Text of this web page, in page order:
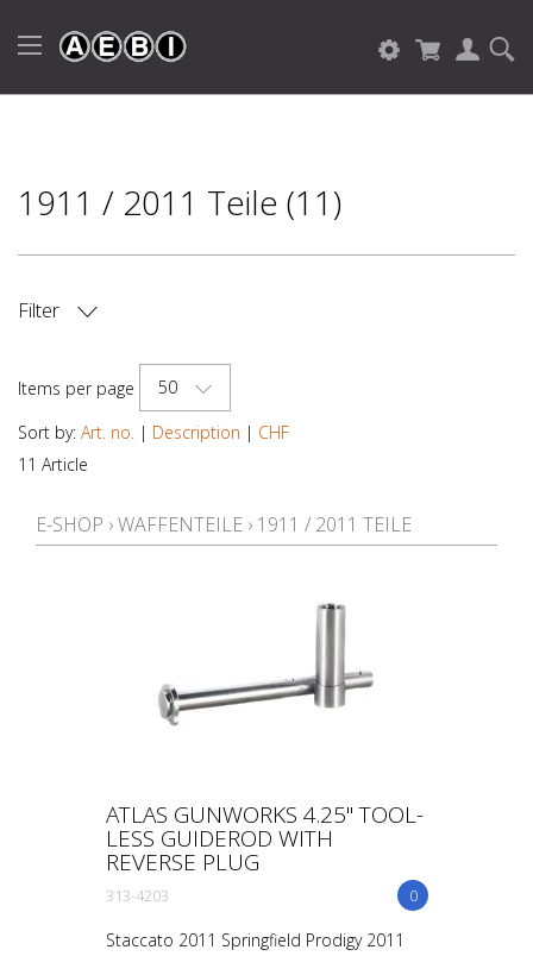
1911 / 2011 Teile (11)
Filter
Items per page
50
Sort by: Art. no. | Description | CHF
11 Article
E-SHOP ›WAFFENTEILE › 1911 / 2011 TEILE
ATLAS GUNWORKS 4.25" TOOL-
LESS GUIDEROD WITH
REVERSE PLUG
0
313-4203
Staccato 2011 Springfield Prodigy 2011